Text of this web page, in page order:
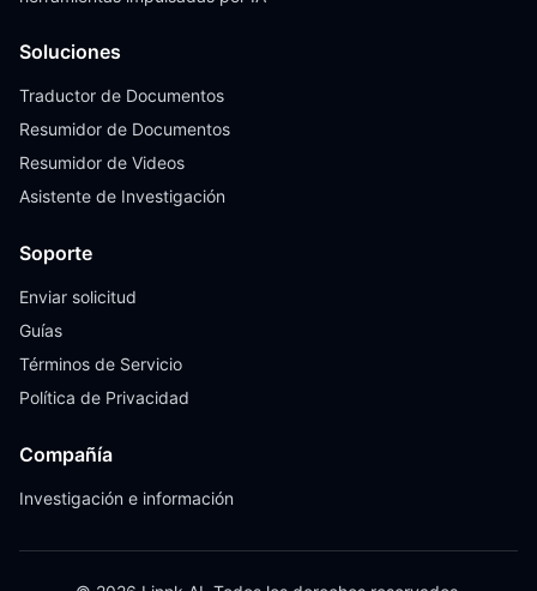
Soluciones
Traductor de Documentos
Resumidor de Documentos
Resumidor de Videos
Asistente de Investigación
Soporte
Enviar solicitud
Guías
Términos de Servicio
Política de Privacidad
Compañía
Investigación e información